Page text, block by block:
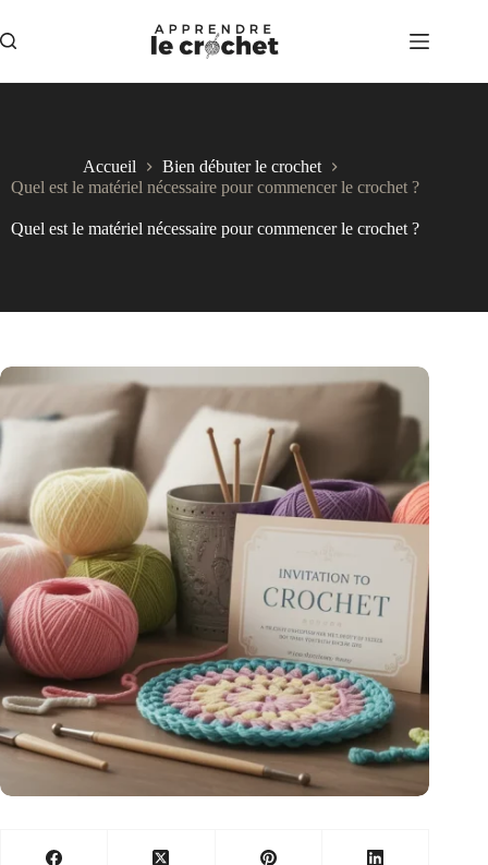
contenu
Accueil
Bien débuter le crochet
Quel est le matériel nécessaire pour commencer le crochet ?
Quel est le matériel nécessaire pour commencer le crochet ?